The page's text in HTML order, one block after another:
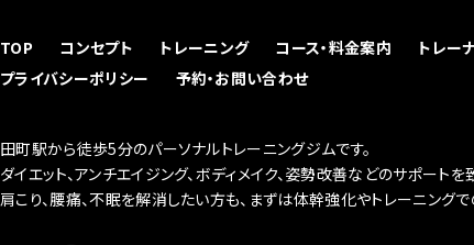
TOP コンセプト トレーニング コース・料金案内 トレー
プライバシーポリシー
予約・お問い合わせ
田町駅から徒歩5分のパーソナルトレーニングジムです。
ダイエット、アンチエイジング、ボディメイク、姿勢改善などのサポートを
肩こり、腰痛、不眠を解消したい方も、まずは体幹強化やトレーニング